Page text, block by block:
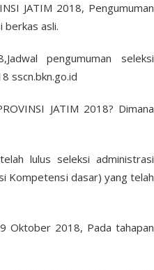
JATIM 2018, Pengumuman
berkas asli.
pengumuman seleksi
sscn.bkn.go.id
JATIM 2018? Dimana
lulus seleksi administrasi
Kompetensi dasar) yang telah
Oktober 2018, Pada tahapan